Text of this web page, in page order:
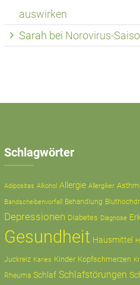
auswirken
Sarah bei Norovirus-
Schlagwörter
Adipositas Alkohol Allergie Allergiker
Bandscheibenvorfall Behandlung
Depressionen Diabetes Diagnose
Gesundheit Hausmittel
Juckreiz Karies Kinder Kopfschmerzen
Rheuma Schlaf Schlafstörungen